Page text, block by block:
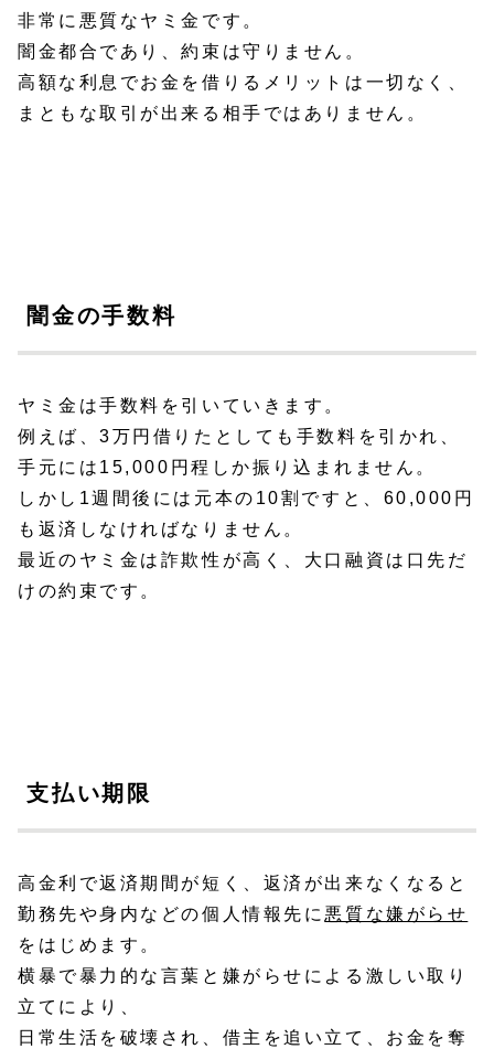
非常に悪質なヤミ金です。
闇金都合であり、約束は守りません。
高額な利息でお金を借りるメリットは一切なく、
まともな取引が出来る相手ではありません。
闇金の手数料
ヤミ金は手数料を引いていきます。
例えば、3万円借りたとしても手数料を引かれ、
手元には15,000円程しか振り込まれません。
しかし1週間後には元本の10割ですと、60,000円
も返済しなければなりません。
最近のヤミ金は詐欺性が高く、大口融資は口先だ
けの約束です。
支払い期限
高金利で返済期間が短く、返済が出来なくなると
勤務先や身内などの個人情報先に 悪質な嫌がらせ
をはじめます。
横暴で暴力的な言葉と嫌がらせによる激しい取り
立てにより、
日常生活を破壊され、借主を追い立て、お金を奪